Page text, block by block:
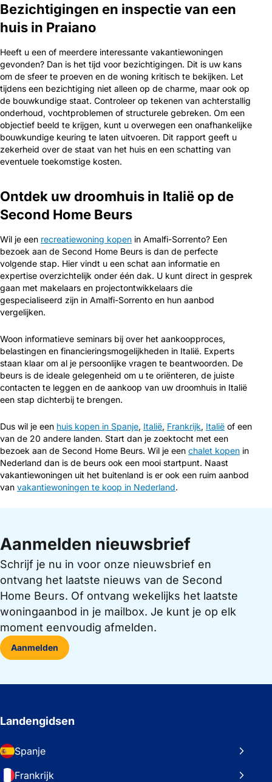
Bezichtigingen en inspectie van een
huis in Praiano
Heeft u een of meerdere interessante vakantiewoningen
gevonden? Dan is het tijd voor bezichtigingen. Dit is uw kans
om de sfeer te proeven en de woning kritisch te bekijken. Let
tijdens een bezichtiging niet alleen op de charme, maar ook op
de bouwkundige staat. Controleer op tekenen van achterstallig
onderhoud, vochtproblemen of structurele gebreken. Om een
objectief beeld te krijgen, kunt u overwegen een onafhankelijke
bouwkundige keuring te laten uitvoeren. Dit rapport geeft u
zekerheid over de staat van het huis en een schatting van
eventuele toekomstige kosten.
Ontdek uw droomhuis in Italië op de
Second Home Beurs
Wil je een recreatiewoning kopen in Amalfi-Sorrento? Een
bezoek aan de Second Home Beurs is dan de perfecte
volgende stap. Hier vindt u een schat aan informatie en
expertise overzichtelijk onder één dak. U kunt direct in gesprek
gaan met makelaars en projectontwikkelaars die
gespecialiseerd zijn in Amalfi-Sorrento en hun aanbod
vergelijken.
Woon informatieve seminars bij over het aankoopproces,
belastingen en financieringsmogelijkheden in Italië. Experts
staan klaar om al je persoonlijke vragen te beantwoorden. De
beurs is de ideale gelegenheid om u te oriënteren, de juiste
contacten te leggen en de aankoop van uw droomhuis in Italië
een stap dichterbij te brengen.
Dus wil je een huis kopen in Spanje, Italië, Frankrijk, Italië of een
van de 20 andere landen. Start dan je zoektocht met een
bezoek aan de Second Home Beurs. Wil je een chalet kopen in
Nederland dan is de beurs ook een mooi startpunt. Naast
vakantiewoningen uit het buitenland is er ook een ruim aanbod
van vakantiewoningen te koop in Nederland.
Aanmelden nieuwsbrief
Schrijf je nu in voor onze nieuwsbrief en
ontvang het laatste nieuws van de Second
Home Beurs. Of ontvang wekelijks het laatste
woningaanbod in je mailbox. Je kunt je op elk
moment eenvoudig afmelden.
Aanmelden
Landengidsen
Spanje
Frankrijk